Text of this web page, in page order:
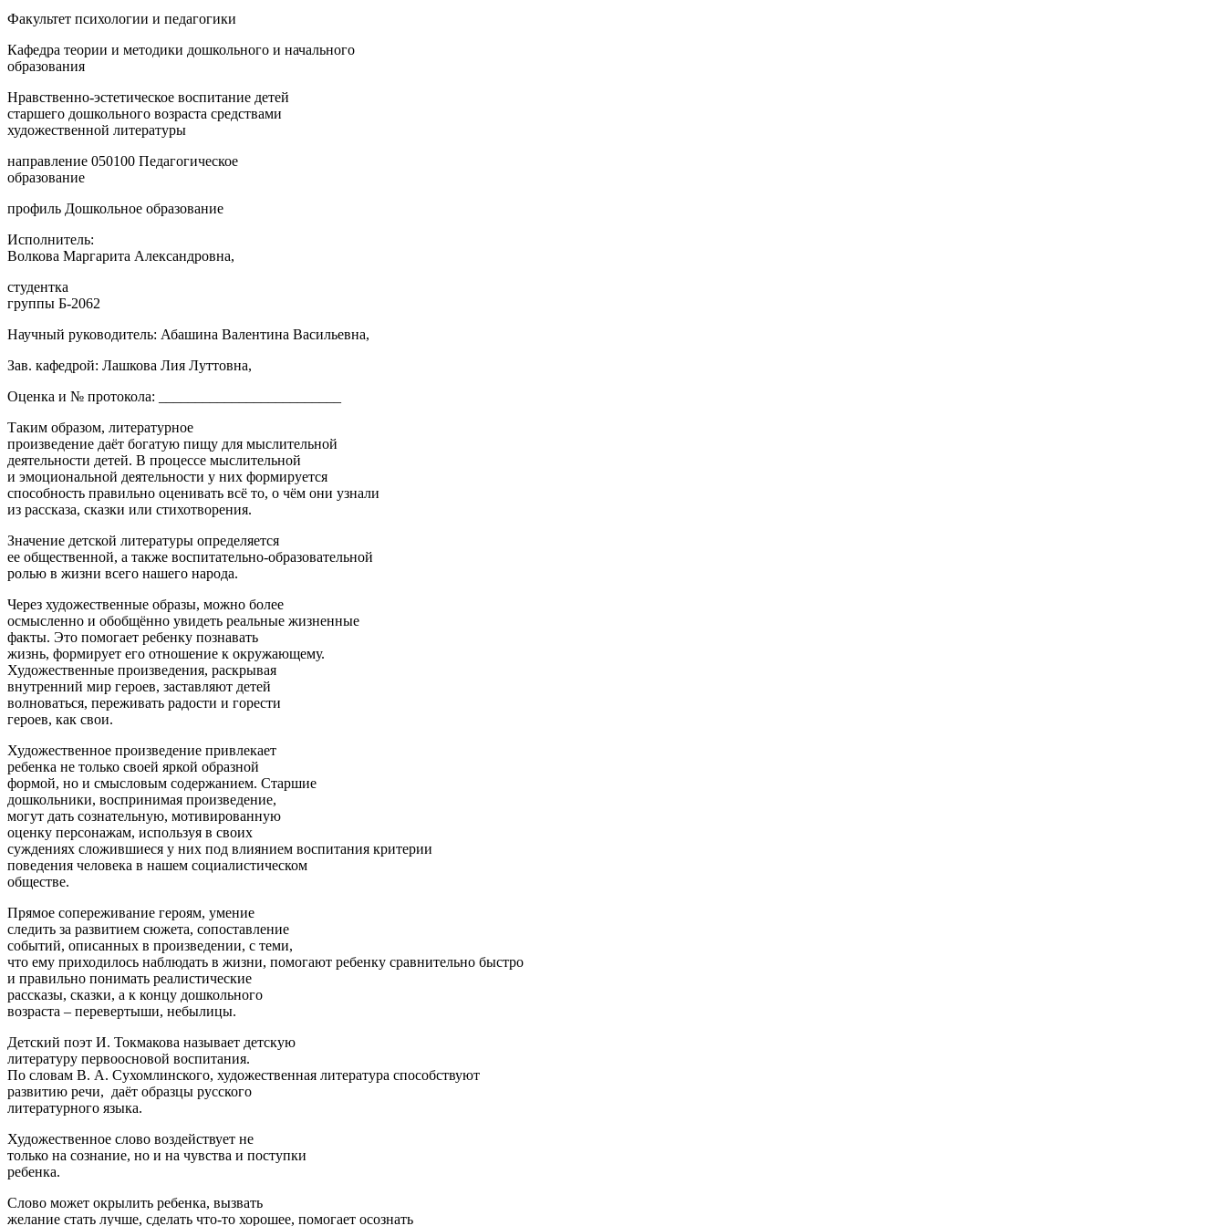
Факультет психологии и педагогики
Кафедра теории и методики дошкольного и начального
образования
Нравственно-эстетическое воспитание детей
старшего дошкольного возраста средствами
художественной литературы
направление 050100 Педагогическое
образование
профиль Дошкольное образование
Исполнитель:
Волкова Маргарита Александровна,
студентка
группы Б-2062
Научный руководитель: Абашина Валентина Васильевна,
Зав. кафедрой: Лашкова Лия Луттовна,
Оценка и № протокола: _________________________
Таким образом, литературное
произведение даёт богатую пищу для мыслительной
деятельности детей. В процессе мыслительной
и эмоциональной деятельности у них формируется
способность правильно оценивать всё то, о чём они узнали
из рассказа, сказки или стихотворения.
Значение детской литературы определяется
ее общественной, а также воспитательно-образовательной
ролью в жизни всего нашего народа.
Через художественные образы, можно более
осмысленно и обобщённо увидеть реальные жизненные
факты. Это помогает ребенку познавать
жизнь, формирует его отношение к окружающему.
Художественные произведения, раскрывая
внутренний мир героев, заставляют детей
волноваться, переживать радости и горести
героев, как свои.
Художественное произведение привлекает
ребенка не только своей яркой образной
формой, но и смысловым содержанием. Старшие
дошкольники, воспринимая произведение,
могут дать сознательную, мотивированную
оценку персонажам, используя в своих
суждениях сложившиеся у них под влиянием воспитания критерии
поведения человека в нашем социалистическом
обществе.
Прямое сопереживание героям, умение
следить за развитием сюжета, сопоставление
событий, описанных в произведении, с теми,
что ему приходилось наблюдать в жизни, помогают ребенку сравнительно быстро
и правильно понимать реалистические
рассказы, сказки, а к концу дошкольного
возраста – перевертыши, небылицы.
Детский поэт И. Токмакова называет детскую
литературу первоосновой воспитания.
По словам В. А. Сухомлинского, художественная литература способствуют
развитию речи, даёт образцы русского
литературного языка.
Художественное слово воздействует не
только на сознание, но и на чувства и поступки
ребенка.
Слово может окрылить ребенка, вызвать
желание стать лучше, сделать что-то хорошее, помогает осознать